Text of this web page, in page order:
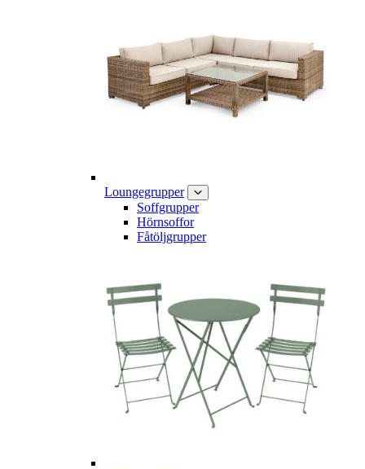
Loungegrupper
Soffgrupper
Hörnsoffor
Fåtöljgrupper